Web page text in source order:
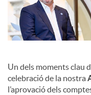
Un dels moments clau
celebració de la nostra
l’aprovació dels